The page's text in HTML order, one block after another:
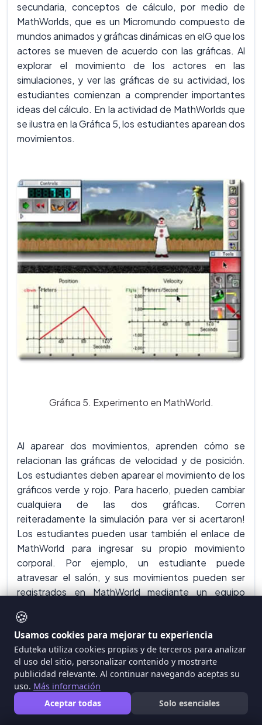
secundaria, conceptos de cálculo, por medio de
MathWorlds, que es un Micromundo compuesto de
mundos animados y gráficas dinámicas en elG que los
actores se mueven de acuerdo con las gráficas. Al
explorar el movimiento de los actores en las
simulaciones, y ver las gráficas de su actividad, los
estudiantes comienzan a comprender importantes
ideas del cálculo. En la actividad de MathWorlds que
se ilustra en la Gráfica 5, los estudiantes aparean dos
movimientos.
Gráfica 5. Experimento en MathWorld.
Al aparear dos movimientos, aprenden cómo se
relacionan las gráficas de velocidad y de posición.
Los estudiantes deben aparear el movimiento de los
gráficos verde y rojo. Para hacerlo, pueden cambiar
cualquiera de las dos gráficas. Corren
reiteradamente la simulación para ver si acertaron!
Los estudiantes pueden usar también el enlace de
MathWorld para ingresar su propio movimiento
corporal. Por ejemplo, un estudiante puede
atravesar el salón, y sus movimientos pueden ser
registrados en MathWorld mediante un equipo
permitir que los estudiantes exploren las
características de éste.
HERRAMIENTAS DE INTERPRETACIÓN
DE INFORMACIÓN
El volumen y complejidad de la información están
🍪
Usamos cookies para mejorar tu experiencia
Eduteka utiliza cookies propias y de terceros para analizar
el uso del sitio, personalizar contenido y mostrarte
publicidad relevante. Al continuar navegando aceptas su
uso. Más información
Aceptar todas
Solo esenciales